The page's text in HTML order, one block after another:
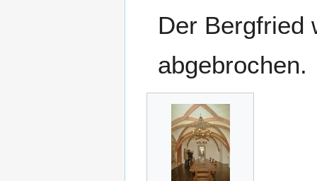
Der Bergfried
abgebrochen.